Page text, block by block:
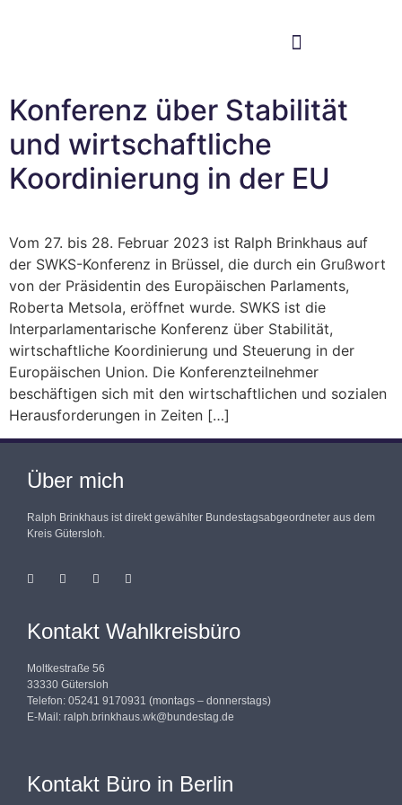
Konferenz über Stabilität
und wirtschaftliche
Koordinierung in der EU
Vom 27. bis 28. Februar 2023 ist Ralph Brinkhaus auf
der SWKS-Konferenz in Brüssel, die durch ein Grußwort
von der Präsidentin des Europäischen Parlaments,
Roberta Metsola, eröffnet wurde. SWKS ist die
Interparlamentarische Konferenz über Stabilität,
wirtschaftliche Koordinierung und Steuerung in der
Europäischen Union. Die Konferenzteilnehmer
beschäftigen sich mit den wirtschaftlichen und sozialen
Herausforderungen in Zeiten […]
Über mich
Ralph Brinkhaus ist direkt gewählter Bundestagsabgeordneter aus dem
Kreis Gütersloh.
Kontakt Wahlkreisbüro
Moltkestraße 56
33330 Gütersloh
Telefon: 05241 9170931 (montags – donnerstags)
E-Mail: ralph.brinkhaus.wk@bundestag.de
Kontakt Büro in Berlin